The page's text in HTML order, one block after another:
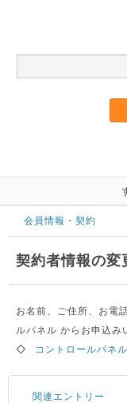
会員情報・契約
契約者情報の変
お名前、ご住所、お電
ルパネル からお申込み
◇
コントロールパネ
関連エントリー